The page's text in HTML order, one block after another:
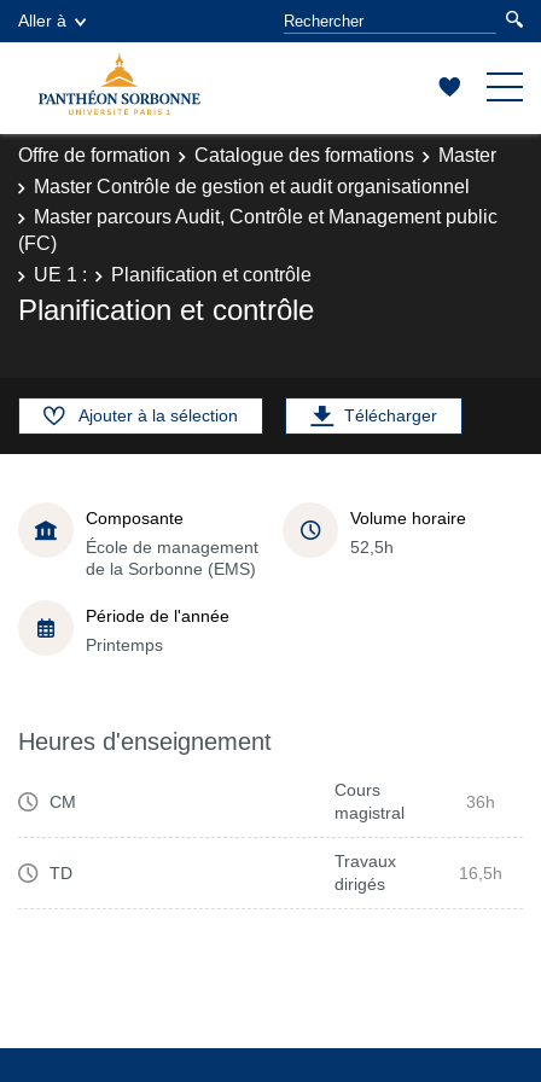
Aller à
Offre de formation Catalogue des formations
Master
Master Contrôle de gestion et audit organisationnel
Master parcours Audit, Contrôle et Management public
(FC)
UE 1 :
Planification et contrôle
Planification et contrôle
Ajouter à la sélection Télécharger
Composante
École de management
de la Sorbonne (EMS)
Volume horaire
52,5h
Période de l'année
Printemps
Heures d'enseignement
CM
Cours
magistral
36h
TD
Travaux
dirigés
16,5h